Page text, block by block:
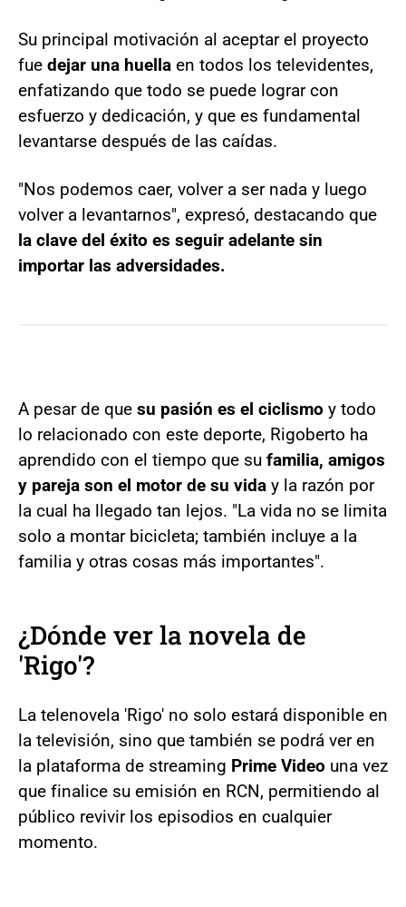
Su principal motivación al aceptar el proyecto
fue dejar una huella en todos los televidentes,
enfatizando que todo se puede lograr con
esfuerzo y dedicación, y que es fundamental
levantarse después de las caídas.
"Nos podemos caer, volver a ser nada y luego
volver a levantarnos", expresó, destacando que
la clave del éxito es seguir adelante sin
importar las adversidades.
A pesar de que su pasión es el ciclismo y todo
lo relacionado con este deporte, Rigoberto ha
aprendido con el tiempo que su familia, amigos
y pareja son el motor de su vida y la razón por
la cual ha llegado tan lejos. "La vida no se limita
solo a montar bicicleta; también incluye a la
familia y otras cosas más importantes".
¿Dónde ver la novela de
'Rigo'?
La telenovela 'Rigo' no solo estará disponible en
la televisión, sino que también se podrá ver en
la plataforma de streaming Prime Video una vez
que finalice su emisión en RCN, permitiendo al
público revivir los episodios en cualquier
momento.